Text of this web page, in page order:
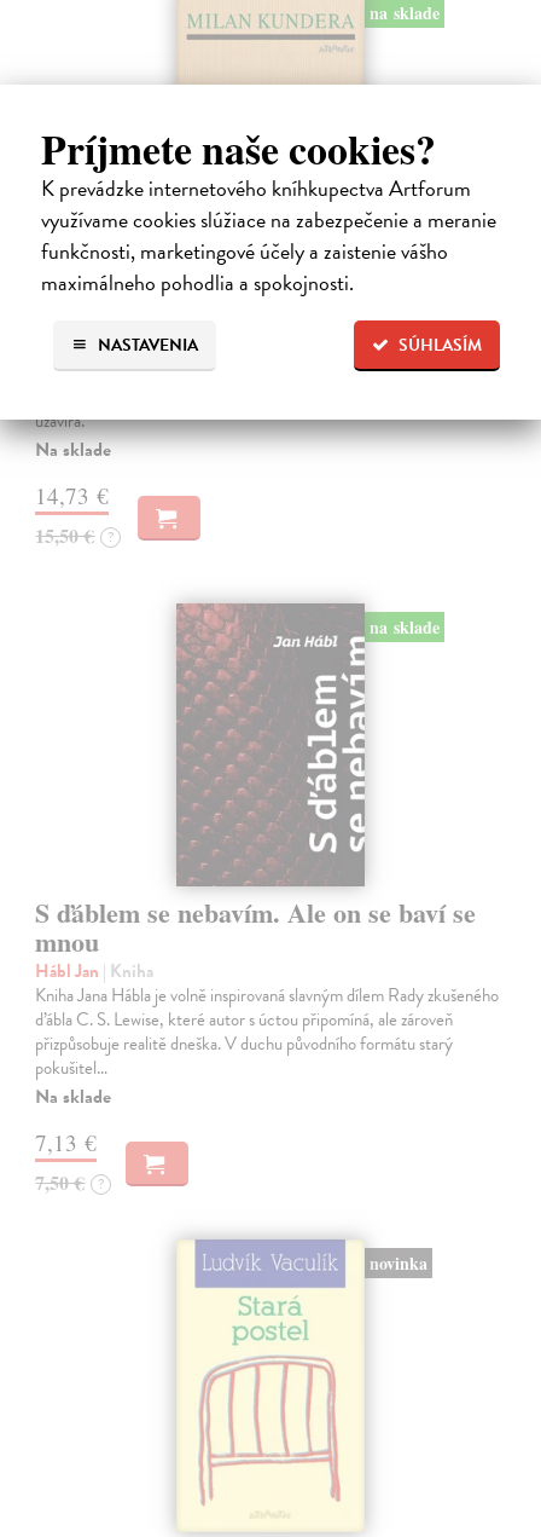
Príjmete naše cookies?
K prevádzke internetového kníhkupectva Artforum
využívame cookies slúžiace na zabezpečenie a meranie
funkčnosti, marketingové účely a zaistenie vášho
maximálneho pohodlia a spokojnosti.
SÚHLASÍM
NASTAVENIA
na sklade
Pomalost
Pomalost, chronologicky první ze čtyř románů Milana Kundery
napsaných francouzsky, vychází v českém překladu Anny
uzavírá.
Na sklade
14,73 €
15,50 € ?
na sklade
S ďáblem se nebavím. Ale on se baví se
mnou
Hábl Jan | Kniha
Kniha Jana Hábla je volně inspirovaná slavným dílem Rady zkušeného
ďábla C. S. Lewise, které autor s úctou připomíná, ale zároveň
přizpůsobuje realitě dneška. V duchu původního formátu starý
pokušitel…
Na sklade
7,13 €
7,50 € ?
novinka